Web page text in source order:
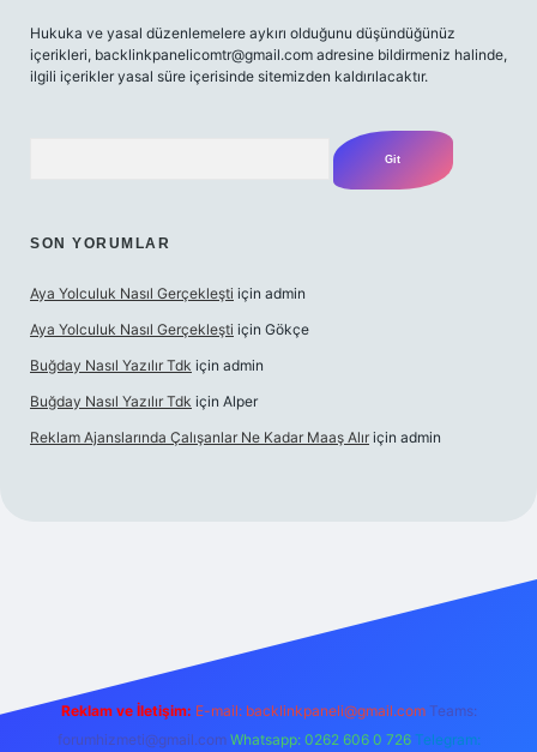
Hukuka ve yasal düzenlemelere aykırı olduğunu düşündüğünüz
içerikleri, backlinkpanelicomtr@gmail.com adresine bildirmeniz halinde,
ilgili içerikler yasal süre içerisinde sitemizden kaldırılacaktır.
SON YORUMLAR
Aya Yolculuk Nasıl Gerçekleşti için admin
Aya Yolculuk Nasıl Gerçekleşti için Gökçe
Buğday Nasıl Yazılır Tdk için admin
Buğday Nasıl Yazılır Tdk için Alper
Reklam Ajanslarında Çalışanlar Ne Kadar Maaş Alır için admin
Reklam ve İletişim: E-mail: backlinkpaneli@gmail.com Teams:
forumhizmeti@gmail.com Whatsapp: 0262 606 0 726 Telegram: